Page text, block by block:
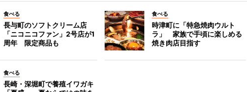
食べる
長与町のソフトクリーム店
「ニコニコファン」2号店が1
周年 限定商品も
食べる
時津町に「特急焼肉ウルト
ラ」 家族で手頃に楽しめる
焼き肉店目指す
食べる
長崎・深堀町で養殖イワガキ